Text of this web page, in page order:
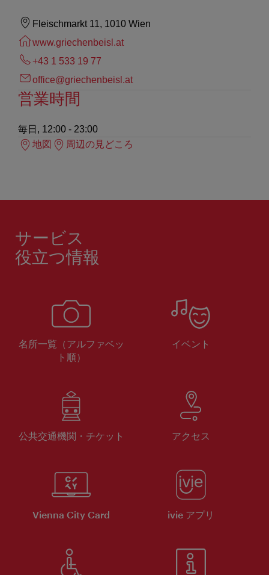
Fleischmarkt 11, 1010 Wien
www.griechenbeisl.at
+43 1 533 19 77
office@griechenbeisl.at
営業時間
毎日, 12:00 - 23:00
地図
周辺の見どころ
サービス
役立つ情報
名所一覧（アルファベッ
ト順）
イベント
公共交通機関・チケット アクセス
Vienna City Card ivie アプリ